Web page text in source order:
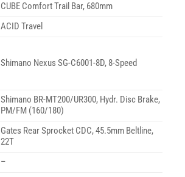
CUBE Comfort Trail Bar, 680mm
ACID Travel
Shimano Nexus SG-C6001-8D, 8-Speed
Shimano BR-MT200/UR300, Hydr. Disc Brake,
PM/FM (160/180)
Gates Rear Sprocket CDC, 45.5mm Beltline,
22T
–